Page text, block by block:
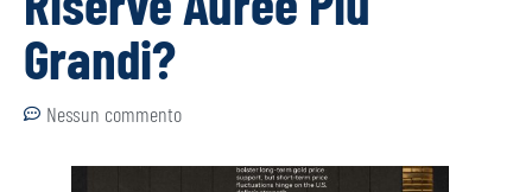
Grandi?
Nessun commento